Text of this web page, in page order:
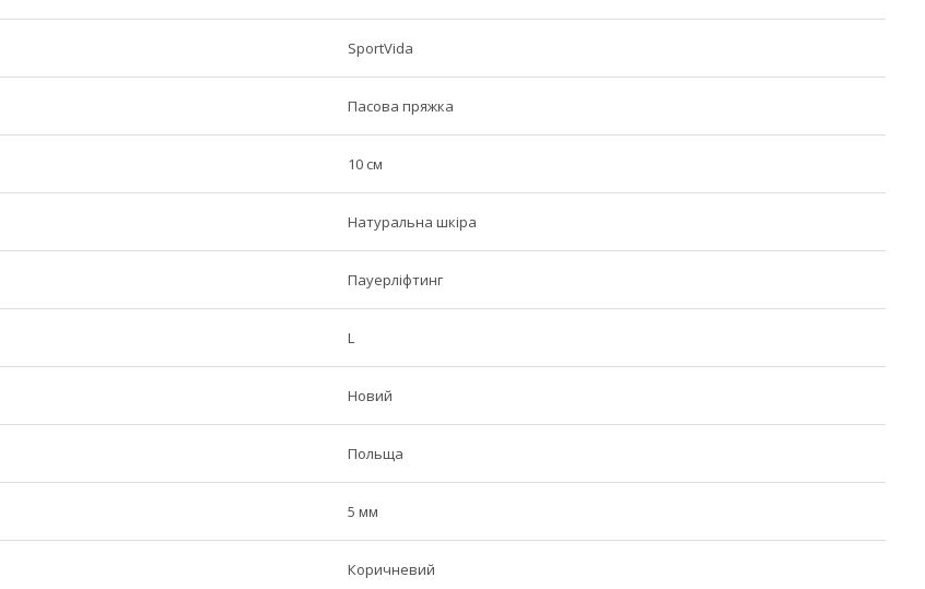
SportVida
Пасова пряжка
10 см
Натуральна шкіра
Пауерліфтинг
L
Новий
Польща
5 мм
Коричневий